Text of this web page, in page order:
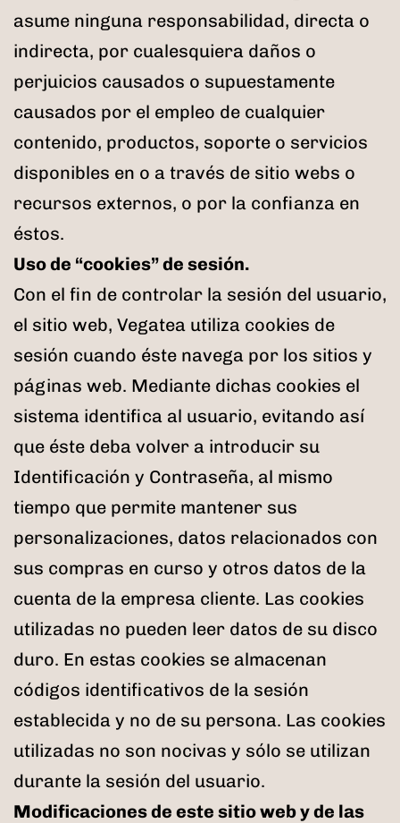
asume ninguna responsabilidad, directa o
indirecta, por cualesquiera daños o
perjuicios causados o supuestamente
causados por el empleo de cualquier
contenido, productos, soporte o servicios
disponibles en o a través de sitio webs o
recursos externos, o por la confianza en
éstos.
Uso de “cookies” de sesión.
Con el fin de controlar la sesión del usuario,
el sitio web, Vegatea utiliza cookies de
sesión cuando éste navega por los sitios y
páginas web. Mediante dichas cookies el
sistema identifica al usuario, evitando así
que éste deba volver a introducir su
Identificación y Contraseña, al mismo
tiempo que permite mantener sus
personalizaciones, datos relacionados con
sus compras en curso y otros datos de la
cuenta de la empresa cliente. Las cookies
utilizadas no pueden leer datos de su disco
duro. En estas cookies se almacenan
códigos identificativos de la sesión
establecida y no de su persona. Las cookies
utilizadas no son nocivas y sólo se utilizan
durante la sesión del usuario.
Modificaciones de este sitio web y de las